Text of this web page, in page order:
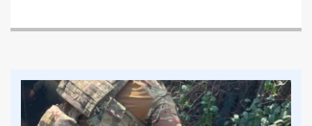
Нагадаємо, керівник благодійного фонду
Facebook
Telegram
Twitter
WhatsApp
ViberEmail
Категории:Популярні новини| Метки:
військовий,гроші,шахрайство